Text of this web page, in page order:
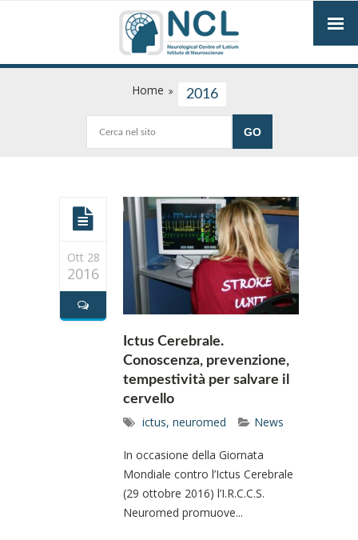
Home 2016
Ott 28
2016
Ictus Cerebrale.
Conoscenza, prevenzione,
tempestività per salvare il
cervello
ictus, neuromed News
In occasione della Giornata
Mondiale contro l’Ictus Cerebrale
(29 ottobre 2016) l’I.R.C.C.S.
Neuromed promuove...